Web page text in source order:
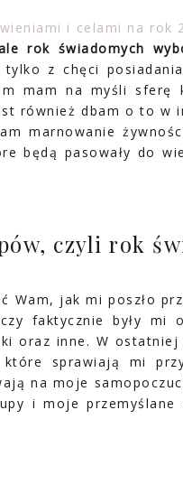
i celami na rok
rok świadomych
z chęci
mam na myśli
również dbam o to w
marnowanie
będą pasowały do
czyli rok
Wam, jak mi poszło
faktycznie były mi
oraz inne. W ostatniej
sprawiają mi
na moje
i moje przemyślane